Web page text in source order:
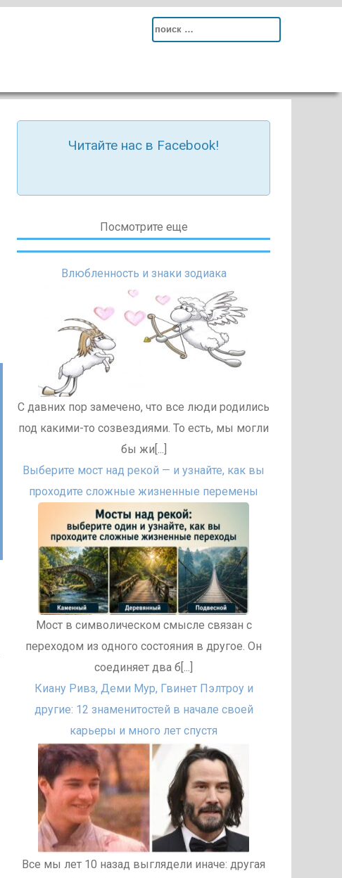
Search
Читайте нас в Facebook!
Посмотрите еще
Влюбленность и знаки зодиака
С давних пор замечено, что все люди родились
под какими-то созвездиями. То есть, мы могли
бы жи[...]
Выберите мост над рекой — и узнайте, как вы
проходите сложные жизненные перемены
Мост в символическом смысле связан с
переходом из одного состояния в другое. Он
соединяет два б[...]
Киану Ривз, Деми Мур, Гвинет Пэлтроу и
другие: 12 знаменитостей в начале своей
карьеры и много лет спустя
Все мы лет 10 назад выглядели иначе: другая